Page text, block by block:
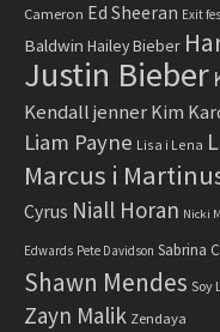
Cameron Ed Sheeran Exit
Baldwin Hailey Bieber
Justin Bieber
Kendall jenner Kim
Liam Payne Lisa i Lena
Marcus i
Cyrus Niall Horan Nicki
Edwards Pete Davidson Sabrina
Shawn Mendes Soy
Zayn Malik Zendaya